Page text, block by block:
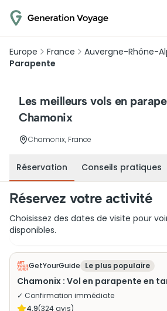
Europe France Auvergne-Rhône-
Parapente
Les meilleurs vols en
Chamonix
Chamonix, France
Réservation Conseils pratiques
Réservez votre activité
Choisissez des dates de visite pour
disponibles.
GetYourGuide Le plus populaire
Chamonix : Vol en parapente en
✓ Confirmation immédiate
4.9(324avis)